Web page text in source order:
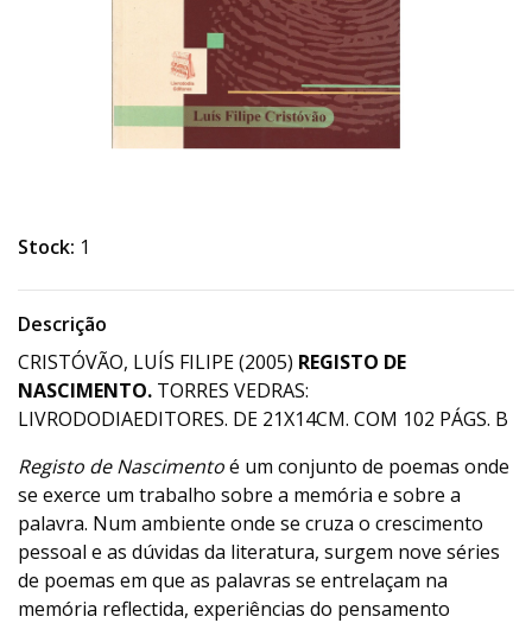
Stock: 1
Descrição
CRISTÓVÃO, LUÍS FILIPE (2005) REGISTO DE
NASCIMENTO. TORRES VEDRAS:
LIVRODODIAEDITORES. DE 21X14CM. COM 102 PÁGS. B
Registo de Nascimentoé um conjunto de poemas onde
se exerce um trabalho sobre a memória e sobre a
palavra. Num ambiente onde se cruza o crescimento
pessoal e as dúvidas da literatura, surgem nove séries
de poemas em que as palavras se entrelaçam na
memória reflectida, experiências do pensamento